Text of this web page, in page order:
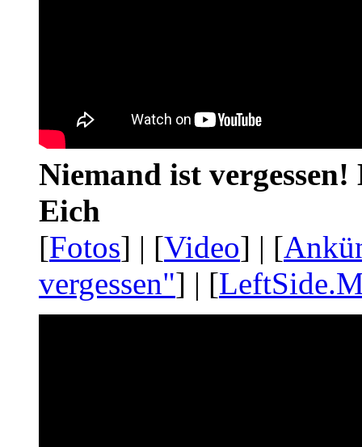
Niemand ist
Eich
[Fotos] | [Video] | [
vergessen"] | [